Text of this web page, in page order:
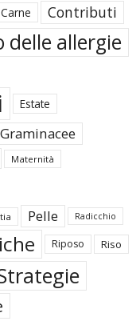
Carne Contributi
delle allergie
Estate
Graminacee
Maternità
Pelle Radicchio
Riposo Riso